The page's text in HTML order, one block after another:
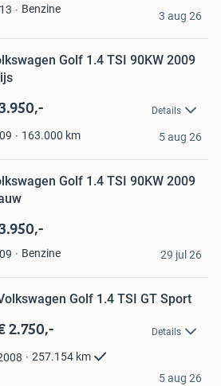
Benzine
3 aug 26
Golf 1.4 TSI 90KW 2009
Details
163.000 km 5 aug 26
Golf 1.4 TSI 90KW 2009
Benzine 29 jul 26
Golf 1.4 TSI GT Sport
2.750,- Details
257.154 km
5 aug 26